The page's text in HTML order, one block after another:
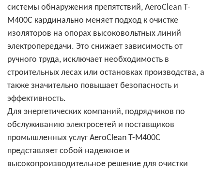
системы обнаружения препятствий, AeroClean T-
M400C кардинально меняет подход к очистке
изоляторов на опорах высоковольтных линий
электропередачи. Это снижает зависимость от
ручного труда, исключает необходимость в
строительных лесах или остановках производства, а
также значительно повышает безопасность и
эффективность.
Для энергетических компаний, подрядчиков по
обслуживанию электросетей и поставщиков
промышленных услуг AeroClean T-M400C
представляет собой надежное и
высокопроизводительное решение для очистки